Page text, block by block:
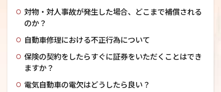
対物・対人事故が発生した場合、どこまで補償される
のか？
自動車修理における不正行為について
保険の契約をしたらすぐに証券をいただくことはでき
ますか？
電気自動車の電欠はどうしたら良い？